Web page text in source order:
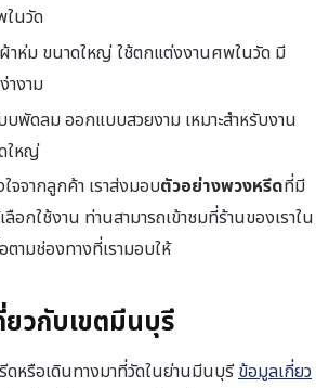
ในวัด
าห่ม ขนาดใหญ่ ใช้ตกแต่งงานศพในวัด มี
างาม
พัดลม ออกแบบสวยงาม เหมาะสำหรับงาน
ใหญ่
ใจจากลูกค้า เราส่งมอบตัวอย่างพวงหรีดที่มี
อกใช้งาน ท่านสามารถเข้าชมที่ร้านของเราใน
ามช่องทางที่เรามอบให้
วกับเขตมีนบุรี
หรือเดินทางมาที่วัดในย่านมีนบุรีข้อมูลเกี่ยว